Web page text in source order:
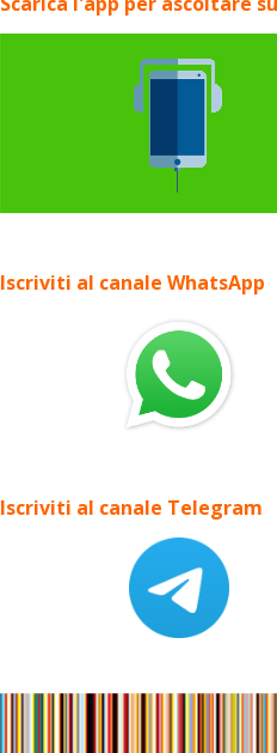
Iscriviti al canale WhatsApp
Iscriviti al canale Telegram